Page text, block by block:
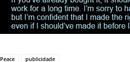
Peace publicidade